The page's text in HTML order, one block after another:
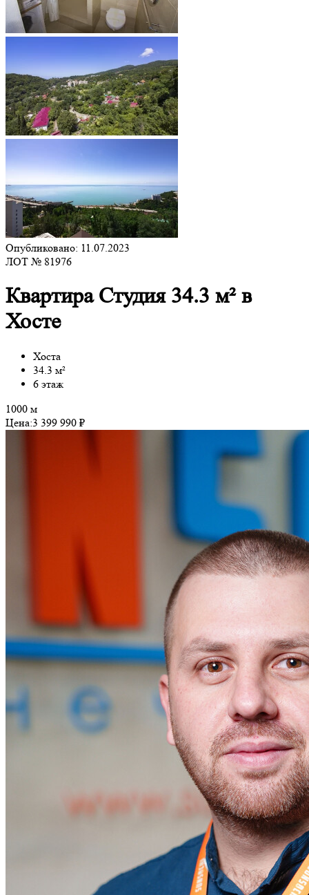
Опубликовано: 11.07.2023
ЛОТ № 81976
Квартира Студия 34.3 м² в
Хосте
Хоста
34.3 м²
6 этаж
1000 м
Цена:3 399 990 ₽